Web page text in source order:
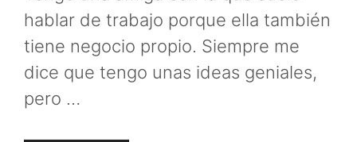
hablar de trabajo porque ella también
tiene negocio propio. Siempre me
dice que tengo unas ideas geniales,
pero …